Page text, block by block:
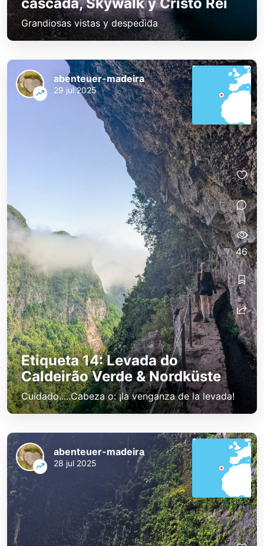
Grandiosas vistas y despedida
Etiqueta 14: Levada do
Caldeirão Verde & Nordküste
Cuidado.....Cabeza o: ¡la venganza de la levada!
abenteuer-madeira
29 jul 2025
46
abenteuer-madeira
28 jul 2025